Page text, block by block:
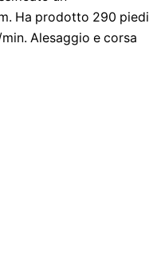
Ha prodotto 290 piedi
Alesaggio e corsa